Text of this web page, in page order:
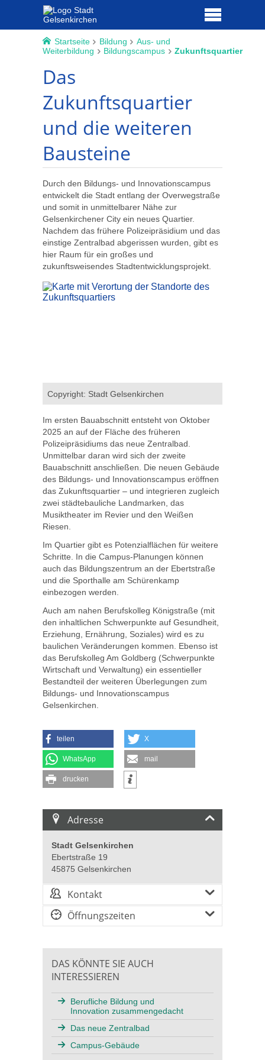
Startseite Bildung
Aus- und
Weiterbildung
Bildungscampus Zukunftsquartier
Das
Zukunftsquartier
und die weiteren
Bausteine
Durch den Bildungs- und Innovationscampus
entwickelt die Stadt entlang der Overwegstraße
und somit in unmittelbarer Nähe zur
Gelsenkirchener City ein neues Quartier.
Nachdem das frühere Polizeipräsidium und das
einstige Zentralbad abgerissen wurden, gibt es
hier Raum für ein großes und
zukunftsweisendes Stadtentwicklungsprojekt.
Copyright: Stadt Gelsenkirchen
Im ersten Bauabschnitt entsteht von Oktober
2025 an auf der Fläche des früheren
Polizeipräsidiums das neue Zentralbad.
Unmittelbar daran wird sich der zweite
Bauabschnitt anschließen. Die neuen Gebäude
des Bildungs- und Innovationscampus eröffnen
das Zukunftsquartier – und integrieren zugleich
zwei städtebauliche Landmarken, das
Musiktheater im Revier und den Weißen
Riesen.
Im Quartier gibt es Potenzialflächen für weitere
Schritte. In die Campus-Planungen können
auch das Bildungszentrum an der Ebertstraße
und die Sporthalle am Schürenkamp
einbezogen werden.
Auch am nahen Berufskolleg Königstraße (mit
den inhaltlichen Schwerpunkte auf Gesundheit,
Erziehung, Ernährung, Soziales) wird es zu
baulichen Veränderungen kommen. Ebenso ist
das Berufskolleg Am Goldberg (Schwerpunkte
Wirtschaft und Verwaltung) ein essentieller
Bestandteil der weiteren Überlegungen zum
Bildungs- und Innovationscampus
Gelsenkirchen.
teilen X
WhatsApp mail
drucken
Adresse
Stadt Gelsenkirchen
Ebertstraße 19
45875 Gelsenkirchen
Kontakt
Öffnungszeiten
DAS KÖNNTE SIE AUCH
INTERESSIEREN
Berufliche Bildung und
Innovation zusammengedacht
Das neue Zentralbad
Campus-Gebäude